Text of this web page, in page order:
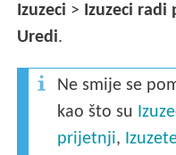
Izuzeci > Izuzeci
Uredi.
Ne smije se
kao što su
prijetnji,